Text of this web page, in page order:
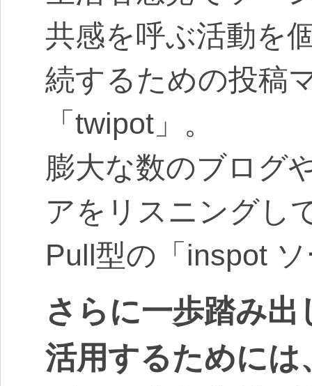
共感を呼ぶ活動を
続するための投稿
「twipot」。
膨大な数のブログ
アをリスニングし
Pull型の「inspot
さらに一歩踏み
活用するためには